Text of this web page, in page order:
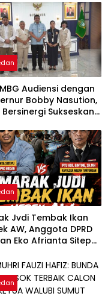
MBG Audiensi dengan
Bobby Nasution,
Bersinergi Sukseskan
di Sumatera Utara
Jvdi Tembak Ikan
AW, Anggota DPRD
Eko Afrianta Sitepu
Kapolsek Medan